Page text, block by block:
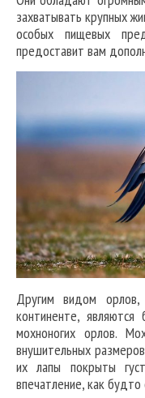
захватывать крупных
особых пищевых
предоставит вам
Другим видом орлов,
континенте,
мохноногих орлов.
внушительных
их лапы покрыты
впечатление, как будто